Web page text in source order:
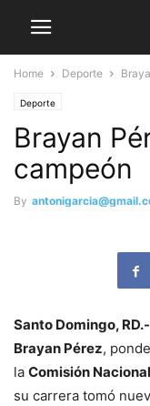
Home Deporte
Deporte
Brayan
campeón
By
Santo Domingo, RD.-
Brayan Pé­rez,
la Co­misión
su carrera tomó